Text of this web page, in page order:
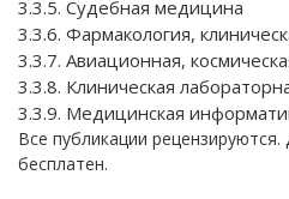
3.3.5. Судебная медицина
3.3.6. Фармакология,
3.3.7. Авиационная,
3.3.8. Клиническая
3.3.9. Медицинская
Все публикации
бесплатен.